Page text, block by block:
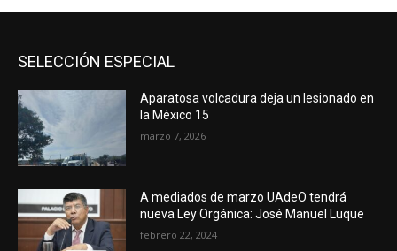
SELECCIÓN ESPECIAL
Aparatosa volcadura deja un lesionado en
la México 15
marzo 7, 2026
A mediados de marzo UAdeO tendrá
nueva Ley Orgánica: José Manuel Luque
febrero 22, 2024